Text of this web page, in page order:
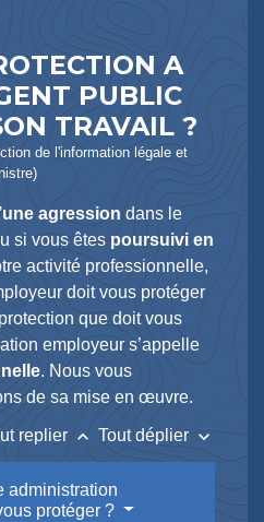
A
PUBLIC
TRAVAIL ?
de l'information légale et
agressiondans le
si vous êtespoursuivi en
activité professionnelle,
doit vous protéger
que doit vous
employeur s’appelle
. Nous vous
de sa mise en œuvre.
replierkeyboard_arrow_up Tout déplierkeyboard_arrow_down
administration
protéger ?